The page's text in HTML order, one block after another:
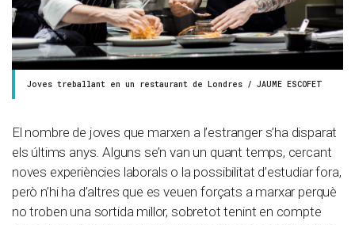
Joves treballant en un restaurant de Londres / JAUME ESCOFET
El nombre de joves que marxen a l’estranger s’ha disparat
els últims anys. Alguns se’n van un quant temps, cercant
noves experiències laborals o la possibilitat d’estudiar fora,
però n’hi ha d’altres que es veuen forçats a marxar perquè
no troben una sortida millor, sobretot tenint en compte